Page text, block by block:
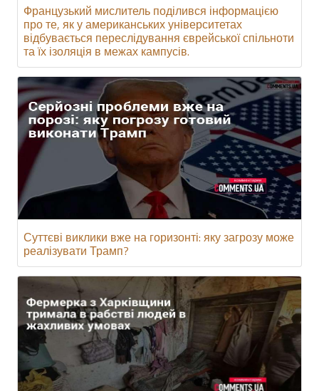
Французький мислитель поділився інформацією
про те, як у американських університетах
відбувається переслідування єврейської спільноти
та їх ізоляція в межах кампусів.
Суттєві виклики вже на горизонті: яку загрозу може
реалізувати Трамп?